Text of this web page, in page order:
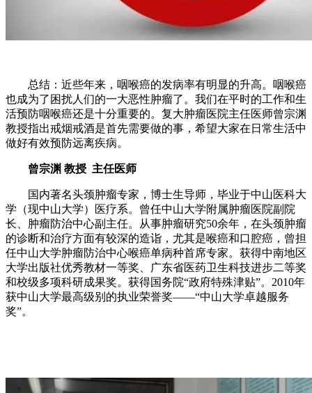
总结：近些年来，咽喉癌的发病率有明显的升高。咽喉癌
也成为了困扰人们的一大恶性肿瘤了。我们在平时的工作和生
活预防咽喉癌还是十分重要的。复大肿瘤医院主任医师曾宗渊
教授指出戒烟戒酒是首先需要做的事，希望大家在日常生活中
做好有效预防远离疾病。
曾宗渊 教授 主任医师
国内著名头颈肿瘤专家，博士生导师，毕业于中山医科大
学（现中山大学）医疗系。曾任中山大学附属肿瘤医院副院
长、肿瘤防治中心副主任。从事肿瘤研究50余年，在头颈肿瘤
的诊断和治疗方面有较深的造诣，尤其是喉癌和口腔癌，曾担
任中山大学肿瘤防治中心喉癌单病种首席专家。获得中南地区
大学出版社优秀教材一等奖、广东省医药卫生科技进步二等奖
和校级多项科研成果奖。获得国务院“政府特殊津贴”。2010年
获中山大学最高级别的执业荣誉奖——“中山大学卓越服务
奖”。